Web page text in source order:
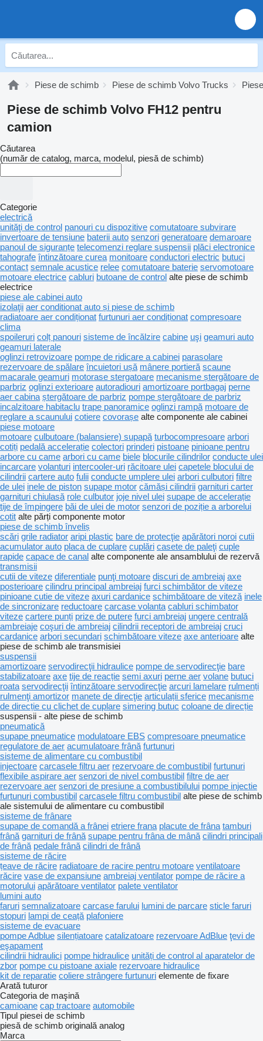
Piese de schimb Piese de schimb Volvo Trucks
Piese de schimb Volvo FH12 pentru
camion
Căutarea
(număr de catalog, marca, modelul, piesă de schimb)
Categorie
electrică
unităţi de control panouri cu dispozitive comutatoare subvirare
invertoare de tensiune baterii auto senzori generatoare demaroare
panoul de siguranțe telecomenzi reglare suspensii plăci electronice
tahografe întinzătoare curea monitoare conductori electric butuci
contact semnale acustice relee comutatoare baterie servomotoare
motoare electrice cabluri butoane de control alte piese de schimb
electrice
piese ale cabinei auto
izolaţii aer conditionat auto și piese de schimb
radiatoare aer condiționat furtunuri aer condiționat compresoare
clima
spoileruri colț panouri sisteme de încălzire cabine uşi geamuri auto
geamuri laterale
oglinzi retrovizoare pompe de ridicare a cabinei parasolare
rezervoare de spălare încuietori ușă mânere portieră scaune
macarale geamuri motorase stergatoare mecanisme ștergătoare de
parbriz oglinzi exterioare autoradiouri amortizoare portbagaj perne
aer cabina ștergătoare de parbriz pompe ștergătoare de parbriz
incalzitoare habitaclu trape panoramice oglinzi rampă motoare de
reglare a scaunului cotiere covorașe alte componente ale cabinei
piese motoare
motoare culbutoare (balansiere) supapă turbocompresoare arbori
cotiți pedală accelerație colectori prinderi pistoane pinioane pentru
arbore cu came arbori cu came biele blocurile cilindrilor conducte ulei
incarcare volanturi intercooler-uri răcitoare ulei capetele blocului de
cilindrii cartere auto fulii conducte umplere ulei arbori culbutori filtre
de ulei inele de piston supape motor cămăși cilindrii garnituri carter
garnituri chiulasă role culbutor joje nivel ulei supape de accelerație
tije de împingere băi de ulei de motor senzori de poziție a arborelui
cotit alte părți componente motor
piese de schimb înveliș
scări grile radiator aripi plastic bare de protecţie apărători noroi cutii
acumulator auto placa de cuplare cuplări casete de paleţi cuple
rapide capace de canal alte componente ale ansamblului de rezervă
transmisii
cutii de viteze diferentiale punţi motoare discuri de ambreiaj axe
posterioare cilindru principal ambreiaj furci schimbător de viteze
pinioane cutie de viteze axuri cardanice schimbătoare de viteză inele
de sincronizare reductoare carcase volanta cabluri schimbator
viteze cartere punți prize de putere furci ambreiaj ungere centrală
ambreiaje coşuri de ambreiaj cilindrii receptori de ambreiaj cruci
cardanice arbori secundari schimbătoare viteze axe anterioare alte
piese de schimb ale transmisiei
suspensii
amortizoare servodirecţii hidraulice pompe de servodirecţie bare
stabilizatoare axe tije de reacție semi axuri perne aer volane butuci
roata servodirecţii întinzătoare servodirecţie arcuri lamelare rulmenți
rulmenţi amortizor manete de direcţie articulații sferice mecanisme
de direcție cu clichet de cuplare simering butuc coloane de direcție
suspensii - alte piese de schimb
pneumatică
supape pneumatice modulatoare EBS compresoare pneumatice
regulatore de aer acumulatoare frână furtunuri
sisteme de alimentare cu combustibil
injectoare carcasele filtru aer rezervoare de combustibil furtunuri
flexibile aspirare aer senzori de nivel combustibil filtre de aer
rezervoare aer senzori de presiune a combustibilului pompe injectie
furtunuri combustibil carcasele filtru combustibil alte piese de schimb
ale sistemului de alimentare cu combustibil
sisteme de frânare
supape de comandă a frânei etriere frana placute de frâna tamburi
frână garnituri de frână supape pentru frâna de mână cilindri principali
de frână pedale frână cilindri de frână
sisteme de răcire
țeave de răcire radiatoare de racire pentru motoare ventilatoare
răcire vase de expansiune ambreiaj ventilator pompe de răcire a
motorului apărătoare ventilator palete ventilator
lumini auto
faruri semnalizatoare carcase farului lumini de parcare sticle faruri
stopuri lampi de ceață plafoniere
sisteme de evacuare
pompe Adblue silențiatoare catalizatoare rezervoare AdBlue ţevi de
eşapament
cilindrii hidraulici pompe hidraulice unități de control al aparatelor de
zbor pompe cu pistoane axiale rezervoare hidraulice
kit de reparatie coliere strângere furtunuri elemente de fixare
Arată tuturor
Categoria de maşină
camioane cap tractoare automobile
Tipul piesei de schimb
piesă de schimb originală analog
Marca